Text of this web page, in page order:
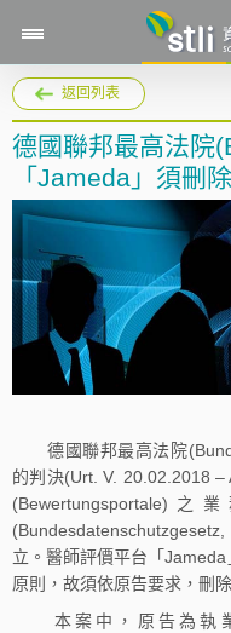
返回列表
德國聯邦最高法院
「Jameda」須刪
德國聯邦最高法院
的判決(Urt. V. 20.02.2018
(Bewertungsportale)
立。醫師評價平台「
原則，故須依原告要求，刪
本案中，原告為執業